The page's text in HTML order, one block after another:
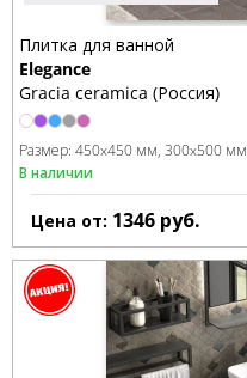
Плитка для ванной
Elegance
Gracia ceramica (Россия)
Размер: 450x450 мм 300x500 мм
В наличии
Цена от: 1346 руб.